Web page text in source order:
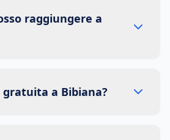
raggiungere a
a Bibiana?